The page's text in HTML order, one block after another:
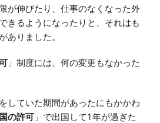
が伸びたり、仕事のなくなった外
きるようになったりと、それはも
ありました。
」制度には、何の変更もなかった
していた期間があったにもかかわ
の許可 」で出国して1年が過ぎた